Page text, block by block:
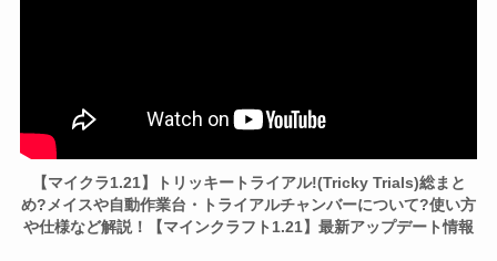
【マイクラ1.21】トリッキートライアル!(Tricky Trials)総まと
め?メイスや自動作業台・トライアルチャンバーについて?使い方
や仕様など解説！【マインクラフト1.21】最新アップデート情報